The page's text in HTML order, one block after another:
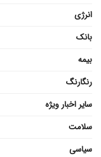
انرژی
بانک
بیمه
رنگارنگ
سایر اخبار ویژه
سلامت
سیاسی